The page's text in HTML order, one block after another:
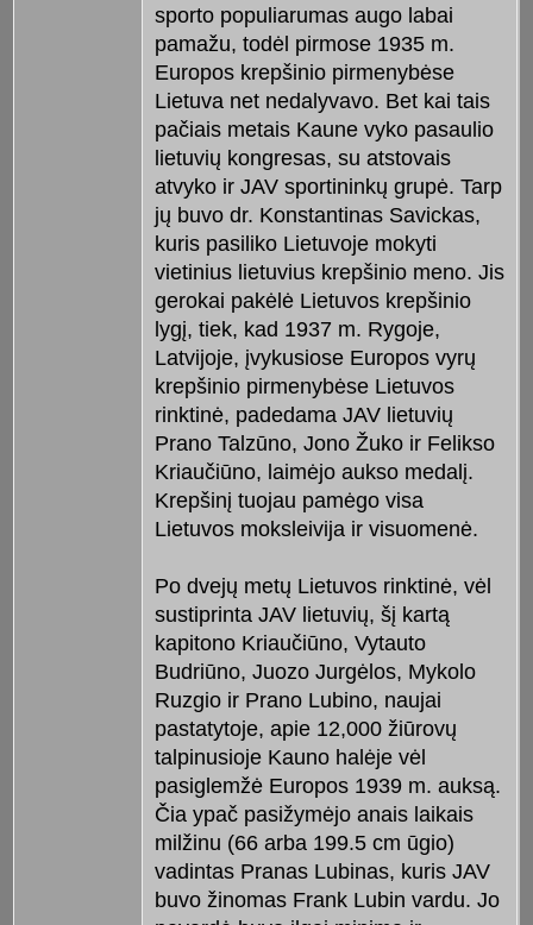
sporto populiarumas augo labai
pamažu, todėl pirmose 1935 m.
Europos krepšinio pirmenybėse
Lietuva net nedalyvavo. Bet kai tais
pačiais metais Kaune vyko pasaulio
lietuvių kongresas, su atstovais
atvyko ir JAV sportininkų grupė. Tarp
jų buvo dr. Konstantinas Savickas,
kuris pasiliko Lietuvoje mokyti
vietinius lietuvius krepšinio meno. Jis
gerokai pakėlė Lietuvos krepšinio
lygį, tiek, kad 1937 m. Rygoje,
Latvijoje, įvykusiose Europos vyrų
krepšinio pirmenybėse Lietuvos
rinktinė, padedama JAV lietuvių
Prano Talzūno, Jono Žuko ir Felikso
Kriaučiūno, laimėjo aukso medalį.
Krepšinį tuojau pamėgo visa
Lietuvos moksleivija ir visuomenė.
Po dvejų metų Lietuvos rinktinė, vėl
sustiprinta JAV lietuvių, šį kartą
kapitono Kriaučiūno, Vytauto
Budriūno, Juozo Jurgėlos, Mykolo
Ruzgio ir Prano Lubino, naujai
pastatytoje, apie 12,000 žiūrovų
talpinusioje Kauno halėje vėl
pasiglemžė Europos 1939 m. auksą.
Čia ypač pasižymėjo anais laikais
milžinu (66 arba 199.5 cm ūgio)
vadintas Pranas Lubinas, kuris JAV
buvo žinomas Frank Lubin vardu. Jo